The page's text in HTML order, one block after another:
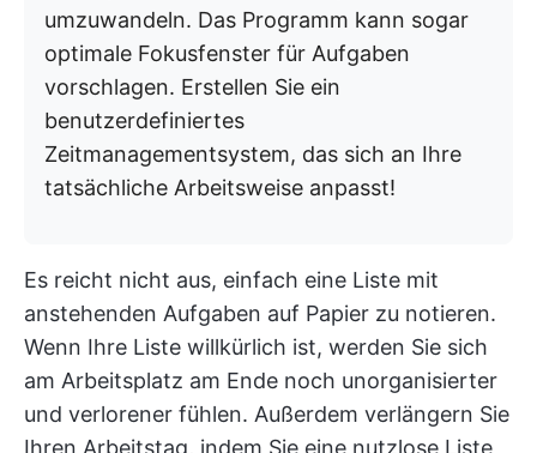
umzuwandeln. Das Programm kann sogar
optimale Fokusfenster für Aufgaben
vorschlagen. Erstellen Sie ein
benutzerdefiniertes
Zeitmanagementsystem, das sich an Ihre
tatsächliche Arbeitsweise anpasst!
Es reicht nicht aus, einfach eine Liste mit
anstehenden Aufgaben auf Papier zu notieren.
Wenn Ihre Liste willkürlich ist, werden Sie sich
am Arbeitsplatz am Ende noch unorganisierter
und verlorener fühlen. Außerdem verlängern Sie
Ihren Arbeitstag, indem Sie eine nutzlose Liste